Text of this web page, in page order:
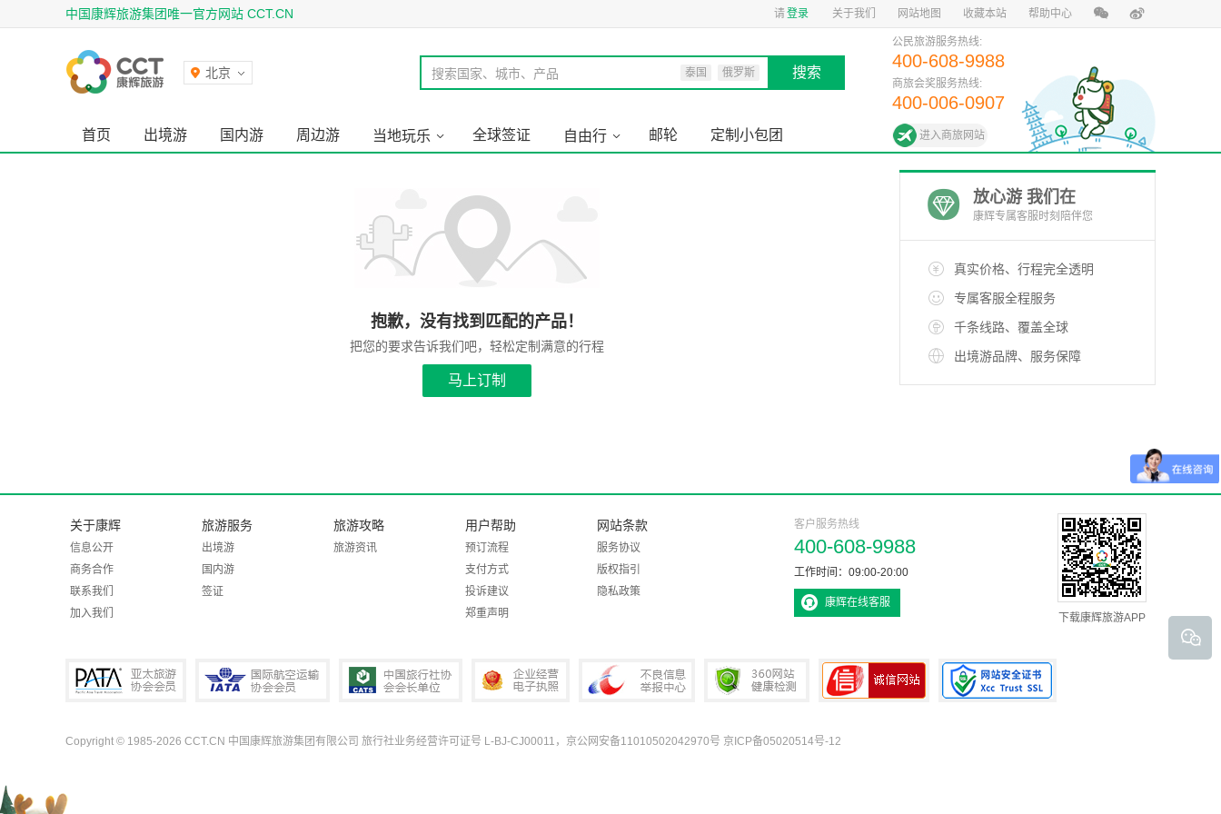
中国康辉旅游集团唯一官方网站 CCT.CN 请登录 关于我们 网站地图 收藏本站 帮助中心
北京 搜索国家、城市、产品 泰国 俄罗斯 搜索
公民旅游服务热线:
400-608-9988
商旅会奖服务热线:
400-006-0907
进入商旅网站
首页 出境游 国内游 周边游 当地玩乐 全球签证 自由行 邮轮 定制小包团
抱歉，没有找到匹配的产品！
把您的要求告诉我们吧，轻松定制满意的行程
马上订制
放心游 我们在
康辉专属客服时刻陪伴您
真实价格、行程完全透明
专属客服全程服务
千条线路、覆盖全球
出境游品牌、服务保障
关于康辉
信息公开
商务合作
联系我们
加入我们
旅游服务
出境游
国内游
签证
旅游攻略
旅游资讯
用户帮助
预订流程
支付方式
投诉建议
郑重声明
网站条款
服务协议
版权指引
隐私政策
下载康辉旅游APP
客户服务热线
400-608-9988
工作时间：09:00-20:00
康辉在线客服
Copyright © 1985-2026 CCT.CN 中国康辉旅游集团有限公司 旅行社业务经营许可证号 L-BJ-CJ00011，京公网安备11010502042970号 京ICP备05020514号-12